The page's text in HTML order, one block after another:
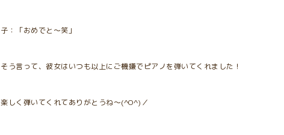
子：「おめでと～笑」
そう言って、彼女はいつも以上にご機嫌でピアノを弾いてくれました！
楽しく弾いてくれてありがとうね～(^O^)／